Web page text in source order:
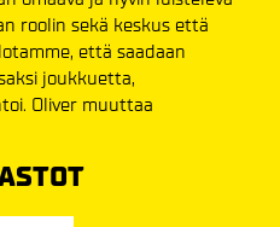
roolin sekä keskus että
että saadaan
joukkuetta,
Oliver muuttaa